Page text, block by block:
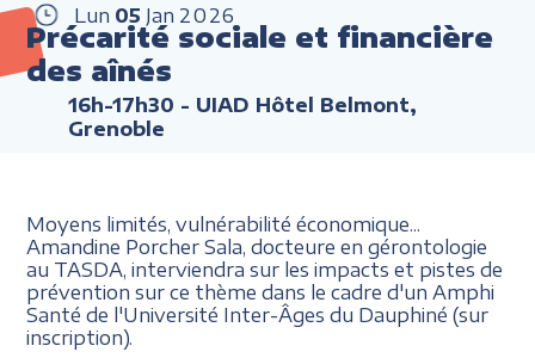
Lun 05 Jan 2026
Précarité sociale et financière
des aînés
16h-17h30 - UIAD Hôtel Belmont,
Grenoble
Moyens limités, vulnérabilité économique...
Amandine Porcher Sala, docteure en gérontologie
au TASDA, interviendra sur les impacts et pistes de
prévention sur ce thème dans le cadre d'un Amphi
Santé de l'Université Inter-Âges du Dauphiné (sur
inscription).